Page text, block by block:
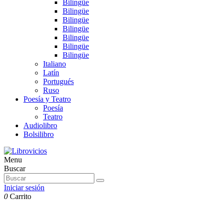
Bilingüe
Bilingüe
Bilingüe
Bilingüe
Bilingüe
Bilingüe
Bilingüe
Italiano
Latín
Portugués
Ruso
Poesía y Teatro
Poesía
Teatro
Audiolibro
Bolsilibro
Menu
Buscar
Iniciar sesión
0 Carrito